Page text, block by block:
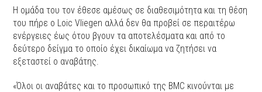
Η ομάδα του τον έθεσε αμέσως σε διαθεσιμότητα και τη θέση
του πήρε ο Loic Vliegen αλλά δεν θα προβεί σε περαιτέρω
ενέργειες έως ότου βγουν τα αποτελέσματα και από το
δεύτερο δείγμα το οποίο έχει δικαίωμα να ζητήσει να
εξεταστεί ο αναβάτης.
«Όλοι οι αναβάτες και το προσωπικό της BMC κινούνται με